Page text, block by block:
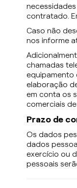
contratado.
Caso não
nos informe
chamadas
equipamento
elaboração
em conta os
comerciais
Prazo de
Os dados
dados
exercício ou
pessoais